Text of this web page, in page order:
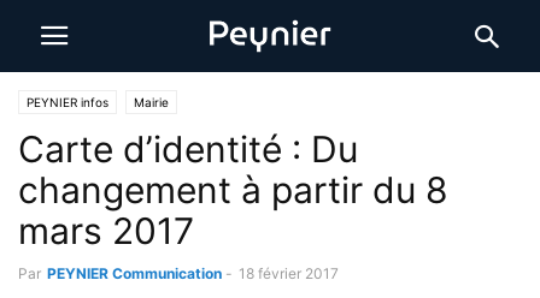
PEYNIER infos Mairie
Carte d’identité : Du
changement à partir du 8
mars 2017
Par PEYNIER Communication - 18 février 2017